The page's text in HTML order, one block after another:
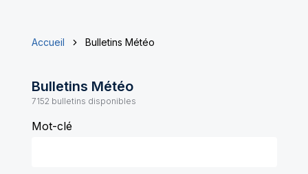
Accueil Bulletins Météo
Bulletins Météo
7152 bulletins disponibles
Mot-clé